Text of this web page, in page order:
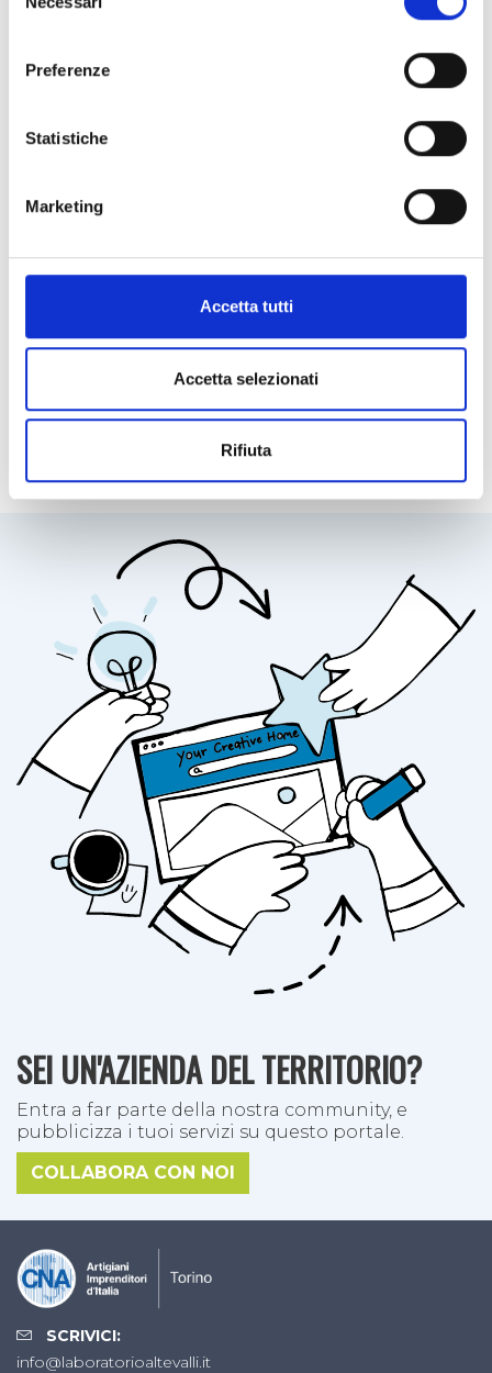
del
Preferenze
Statistiche
Marketing
Accetta tutti
Accetta selezionati
Rifiuta
SERVIZI ALLA PERSONA
CRISTINA PERETTI / METAMORFOSE
consulenza d'immagine personale a 360
Avigliana /Via Torino 184
SEI UN'AZIENDA DEL TERRITORIO?
Entra a far parte della nostra community, e
pubblicizza i tuoi servizi su questo portale.
COLLABORA CON NOI
SCRIVICI:
info@laboratorioaltevalli.it